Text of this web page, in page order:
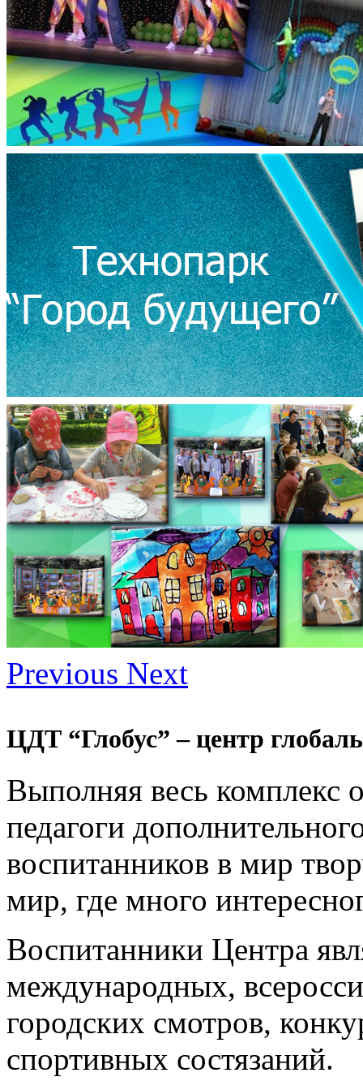
Previous Next
ЦДТ “Глобус” – центр
Выполняя весь комплекс
педагоги
воспитанников в мир
мир, где много
Воспитанники Центра
международных,
городских смотров,
спортивных состязаний.